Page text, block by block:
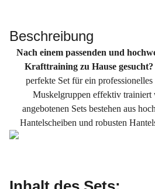
Beschreibung
Nach einem passenden und
Krafttraining zu Hause gesucht?
perfekte Set für ein
Muskelgruppen effektiv trainiert
angebotenen Sets bestehen aus
Hantelscheiben und robusten